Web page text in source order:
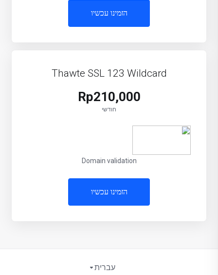
הזמינו עכשיו
Thawte SSL 123 Wildcard
Rp210,000
חודשי
Domain validation
הזמינו עכשיו
עברית